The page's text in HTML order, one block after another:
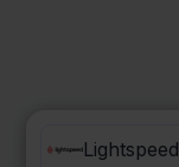
Moneybird
Lightspeed